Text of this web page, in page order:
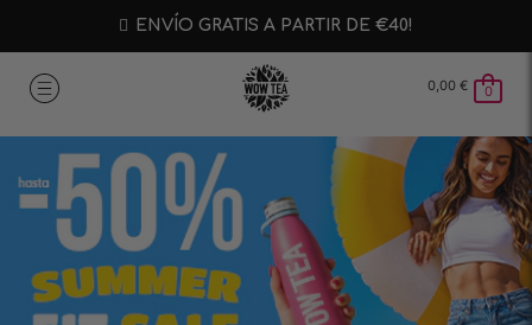
ENVÍO GRATIS A PARTIR DE €40!
0,00 € 0